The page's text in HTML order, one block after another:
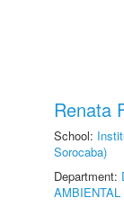
Renata
School:
Sorocaba)
Department:
AMBIENTAL